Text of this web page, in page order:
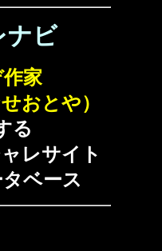
ナビ
家
おとや）
る
レサイト
ベース